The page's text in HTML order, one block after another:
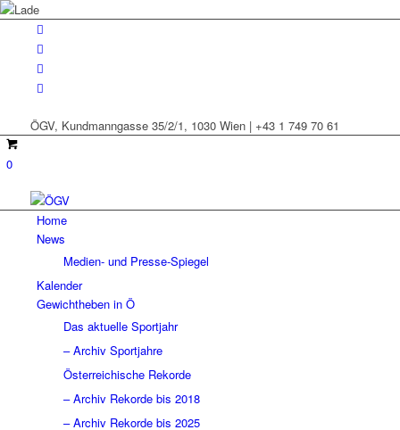
ÖGV, Kundmanngasse 35/2/1, 1030 Wien | +43 1 749 70 61
0
Home
News
Medien- und Presse-Spiegel
Kalender
Gewichtheben in Ö
Das aktuelle Sportjahr
– Archiv Sportjahre
Österreichische Rekorde
– Archiv Rekorde bis 2018
– Archiv Rekorde bis 2025